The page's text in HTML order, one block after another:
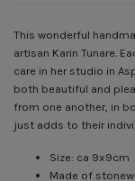
This wonderful
artisan Karin Tunare.
care in her studio in
both beautiful and
from one another, in
just adds to their
Size: ca 9x9cm
Made of